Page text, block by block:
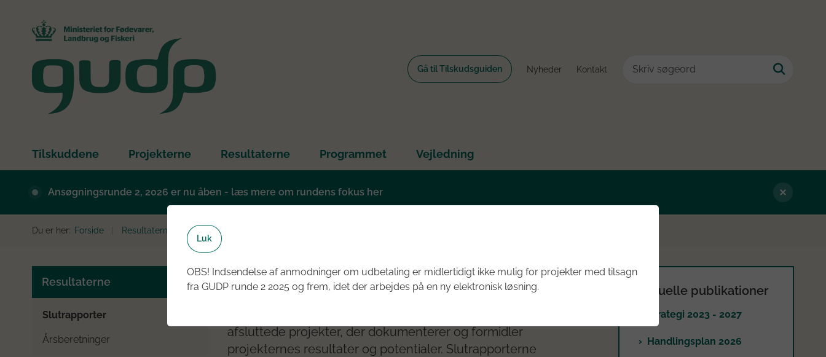
Gå til Tilskudsguiden Nyheder Kontakt
Tilskuddene Projekterne Resultaterne Programmet Vejledning
Ansøgningsrunde 2, 2026 er nu åben - læs mere om rundens fokus her
Du er her: Forside Resultaterne Slutrapporter
Resultaterne
Slutrapporter
Årsberetninger
Dokumenteret grøn effekt
afsluttede projekter, der dokumenterer og formidler
projekternes resultater og potentialer. Slutrapporterne
Aktuelle publikationer
Strategi 2023 - 2027
Handlingsplan 2026
Luk
OBS! Indsendelse af anmodninger om udbetaling er midlertidigt ikke mulig for projekter med tilsagn
fra GUDP runde 2 2025 og frem, idet der arbejdes på en ny elektronisk løsning.